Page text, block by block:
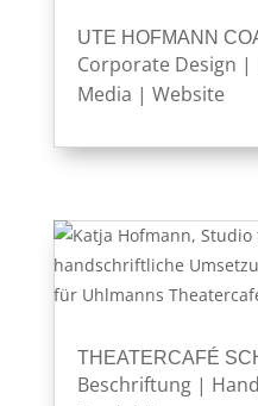
UTE HOFMANN
Corporate Design |
Media | Website
THEATERCAFÉ
Beschriftung|